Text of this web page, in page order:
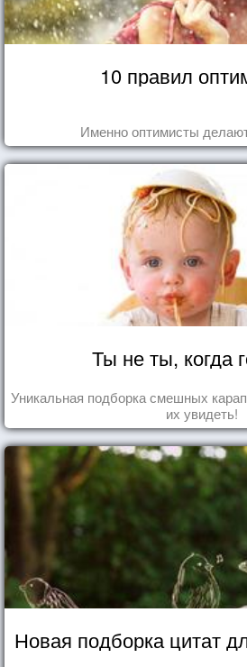
10 правил
Именно оптимисты
Ты не ты, когда
Уникальная подборка смешных
их увидеть!
Новая подборка цитат